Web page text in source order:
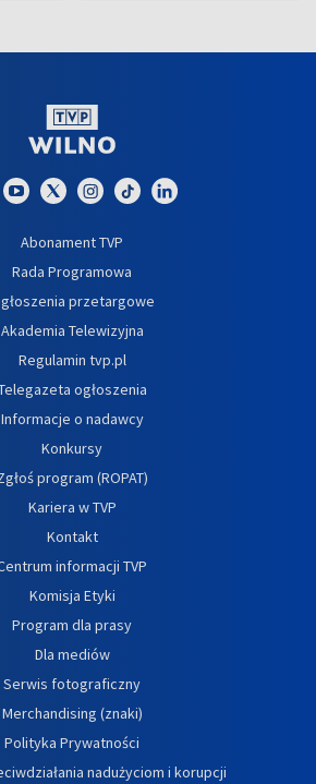
Abonament TVP
Rada Programowa
przetargowe
Akademia Telewizyjna
Regulamin tvp.pl
ogłoszenia
Informacje o nadawcy
Konkursy
program (ROPAT)
Kariera w TVP
Kontakt
informacji TVP
Komisja Etyki
Program dla prasy
Dla mediów
Serwis fotograficzny
Merchandising (znaki)
Polityka Prywatności
nadużyciom i korupcji